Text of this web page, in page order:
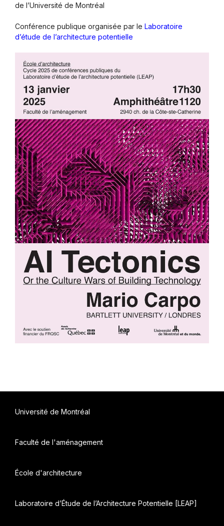
de l’Université de Montréal
Conférence publique organisée par le Laboratoire
d’étude de l’architecture potentielle
Université de Montréal
Faculté de l'aménagement
École d'architecture
Laboratoire d’Étude de l’Architecture Potentielle [LEAP]